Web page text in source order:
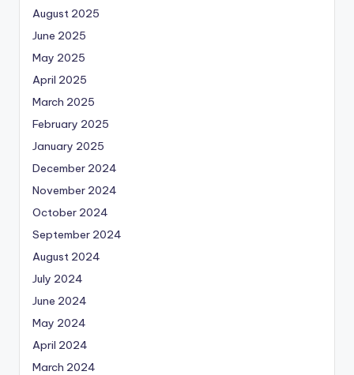
August 2025
June 2025
May 2025
April 2025
March 2025
February 2025
January 2025
December 2024
November 2024
October 2024
September 2024
August 2024
July 2024
June 2024
May 2024
April 2024
March 2024